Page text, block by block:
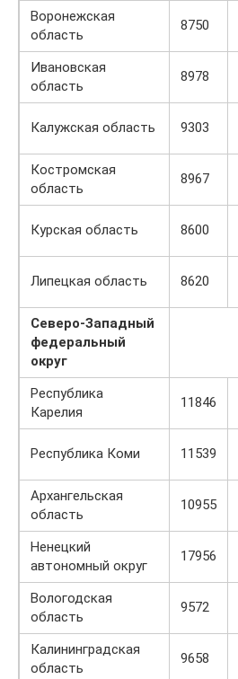
Воронежская
область
8750
Ивановская
область
8978
Калужская область 9303
Костромская
область
8967
Курская область 8600
Липецкая область 8620
Северо-Западный
федеральный
округ
Республика
Карелия
11846
Республика Коми 11539
Архангельская
область
10955
Ненецкий
автономный округ
17956
Вологодская
область
9572
Калининградская
область
9658